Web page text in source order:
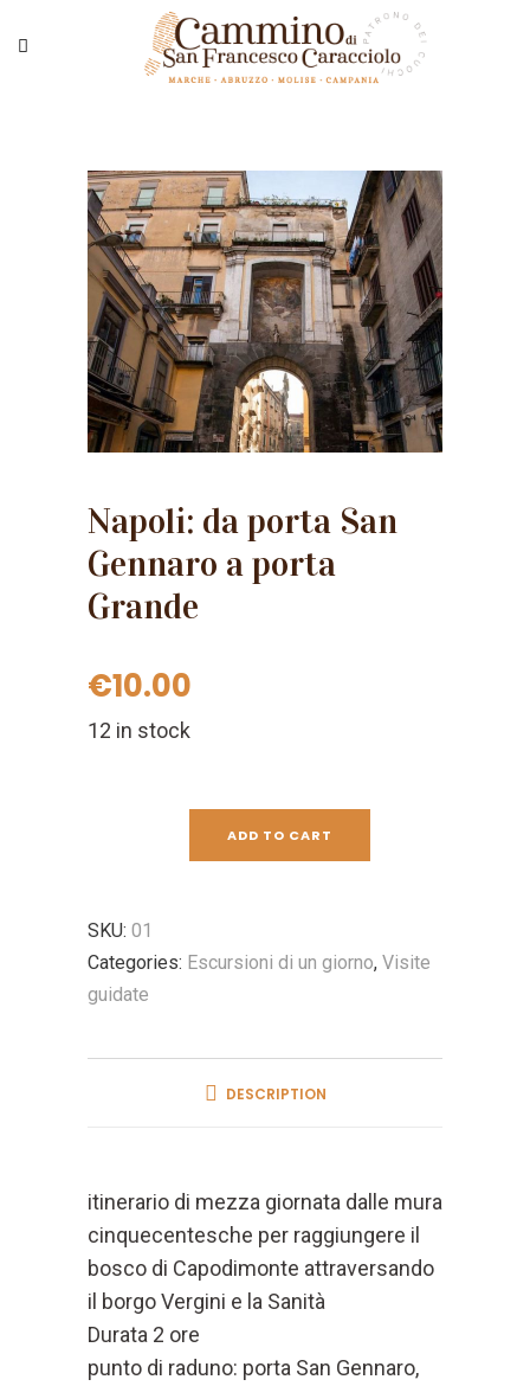
Napoli: da porta San
Gennaro a porta
Grande
€10.00
12 in stock
ADD TO CART
SKU: 01
Categories: Escursioni di un giorno, Visite
guidate
DESCRIPTION
itinerario di mezza giornata dalle mura
cinquecentesche per raggiungere il
bosco di Capodimonte attraversando
il borgo Vergini e la Sanità
Durata 2 ore
punto di raduno: porta San Gennaro,